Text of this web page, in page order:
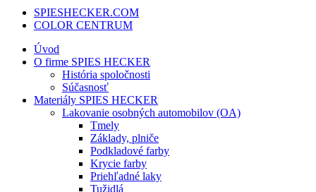
SPIESHECKER.COM
COLOR CENTRUM
Úvod
O firme SPIES HECKER
História spoločnosti
Súčasnosť
Materiály SPIES HECKER
Lakovanie osobných automobilov (OA)
Tmely
Základy, plniče
Podkladové farby
Krycie farby
Priehľadné laky
Tužidlá